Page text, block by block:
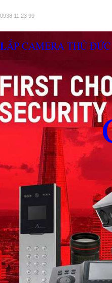
0938 11 23 99
LẮP CAMERA THỦ ĐỨC